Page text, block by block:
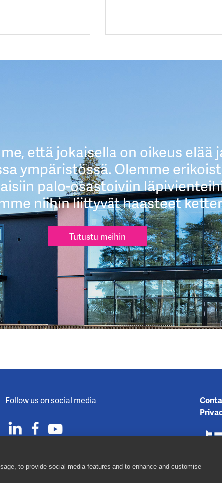
että jokaisella on oikeus elää
ympäristössä. Olemme
palo-osastoiviin
niihin liittyvät haasteet
Tutustu meihin
Follow us on social media
to provide social media features and to enhance and customise